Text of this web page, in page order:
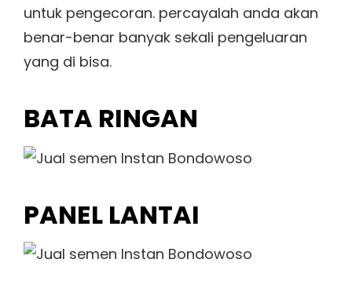
untuk pengecoran. percayalah anda akan
benar-benar banyak sekali pengeluaran
yang di bisa.
BATA RINGAN
PANEL LANTAI